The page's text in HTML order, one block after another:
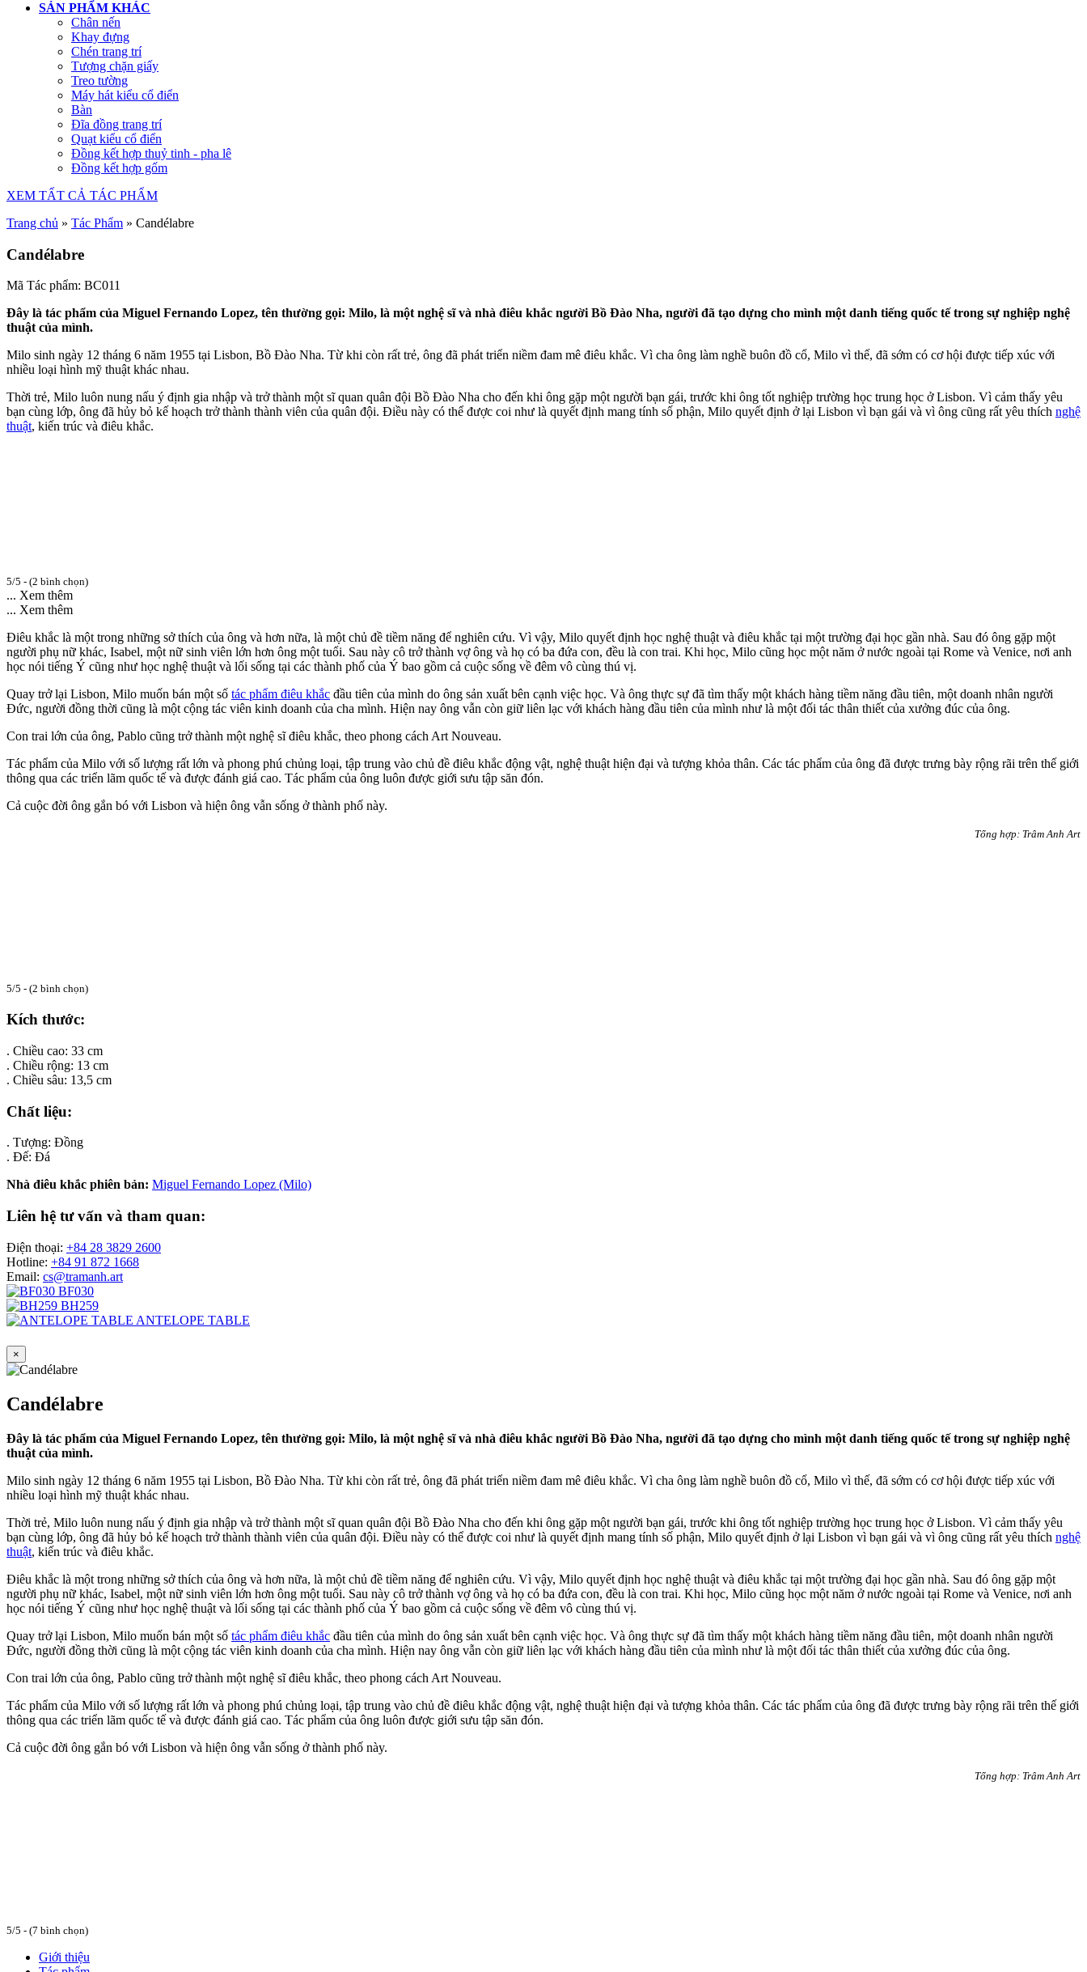
SẢN PHẨM KHÁC
Chân nến
Khay đựng
Chén trang trí
Tượng chặn giấy
Treo tường
Máy hát kiểu cổ điển
Bàn
Đĩa đồng trang trí
Quạt kiểu cổ điển
Đồng kết hợp thuỷ tinh - pha lê
Đồng kết hợp gốm
XEM TẤT CẢ TÁC PHẨM
Trang chủ » Tác Phẩm » Candélabre
Candélabre
Mã Tác phẩm: BC011
Đây là tác phẩm của Miguel Fernando Lopez, tên thường gọi: Milo, là một nghệ sĩ và nhà điêu khắc người Bồ Đào Nha, người đã tạo dựng cho mình một danh tiếng quốc tế trong sự nghiệp nghệ
thuật của mình.
Milo sinh ngày 12 tháng 6 năm 1955 tại Lisbon, Bồ Đào Nha. Từ khi còn rất trẻ, ông đã phát triển niềm đam mê điêu khắc. Vì cha ông làm nghề buôn đồ cổ, Milo vì thế, đã sớm có cơ hội được tiếp xúc với
nhiều loại hình mỹ thuật khác nhau.
Thời trẻ, Milo luôn nung nấu ý định gia nhập và trở thành một sĩ quan quân đội Bồ Đào Nha cho đến khi ông gặp một người bạn gái, trước khi ông tốt nghiệp trường học trung học ở Lisbon. Vì cảm thấy yêu
bạn cùng lớp, ông đã hủy bỏ kế hoạch trở thành thành viên của quân đội. Điều này có thể được coi như là quyết định mang tính số phận, Milo quyết định ở lại Lisbon vì bạn gái và vì ông cũng rất yêu thích nghệ
thuật, kiến ​​trúc và điêu khắc.
5/5 - (2 bình chọn)
... Xem thêm
... Xem thêm
Điêu khắc là một trong những sở thích của ông và hơn nữa, là một chủ đề tiềm năng để nghiên cứu. Vì vậy, Milo quyết định học nghệ thuật và điêu khắc tại một trường đại học gần nhà. Sau đó ông gặp một
người phụ nữ khác, Isabel, một nữ sinh viên lớn hơn ông một tuổi. Sau này cô trở thành vợ ông và họ có ba đứa con, đều là con trai. Khi học, Milo cũng học một năm ở nước ngoài tại Rome và Venice, nơi anh
học nói tiếng Ý cũng như học nghệ thuật và lối sống tại các thành phố của Ý bao gồm cả cuộc sống về đêm vô cùng thú vị.
Quay trở lại Lisbon, Milo muốn bán một số tác phẩm điêu khắc đầu tiên của mình do ông sản xuất bên cạnh việc học. Và ông thực sự đã tìm thấy một khách hàng tiềm năng đầu tiên, một doanh nhân người
Đức, người đồng thời cũng là một cộng tác viên kinh doanh của cha mình. Hiện nay ông vẫn còn giữ liên lạc với khách hàng đầu tiên của mình như là một đối tác thân thiết của xưởng đúc của ông.
Con trai lớn của ông, Pablo cũng trở thành một nghệ sĩ điêu khắc, theo phong cách Art Nouveau.
Tác phẩm của Milo với số lượng rất lớn và phong phú chủng loại, tập trung vào chủ đề điêu khắc động vật, nghệ thuật hiện đại và tượng khỏa thân. Các tác phẩm của ông đã được trưng bày rộng rãi trên thế giới
thông qua các triển lãm quốc tế và được đánh giá cao. Tác phẩm của ông luôn được giới sưu tập săn đón.
Cả cuộc đời ông gắn bó với Lisbon và hiện ông vẫn sống ở thành phố này.
Tổng hợp: Trâm Anh Art
5/5 - (2 bình chọn)
Kích thước:
. Chiều cao: 33 cm
. Chiều rộng: 13 cm
. Chiều sâu: 13,5 cm
Chất liệu:
. Tượng: Đồng
. Đế: Đá
Nhà điêu khắc phiên bản: Miguel Fernando Lopez (Milo)
Liên hệ tư vấn và tham quan:
Điện thoại: +84 28 3829 2600
Hotline: +84 91 872 1668
Email: cs@tramanh.art
BF030
BH259
ANTELOPE TABLE
×
Candélabre
Đây là tác phẩm của Miguel Fernando Lopez, tên thường gọi: Milo, là một nghệ sĩ và nhà điêu khắc người Bồ Đào Nha, người đã tạo dựng cho mình một danh tiếng quốc tế trong sự nghiệp nghệ
thuật của mình.
Milo sinh ngày 12 tháng 6 năm 1955 tại Lisbon, Bồ Đào Nha. Từ khi còn rất trẻ, ông đã phát triển niềm đam mê điêu khắc. Vì cha ông làm nghề buôn đồ cổ, Milo vì thế, đã sớm có cơ hội được tiếp xúc với
nhiều loại hình mỹ thuật khác nhau.
Thời trẻ, Milo luôn nung nấu ý định gia nhập và trở thành một sĩ quan quân đội Bồ Đào Nha cho đến khi ông gặp một người bạn gái, trước khi ông tốt nghiệp trường học trung học ở Lisbon. Vì cảm thấy yêu
bạn cùng lớp, ông đã hủy bỏ kế hoạch trở thành thành viên của quân đội. Điều này có thể được coi như là quyết định mang tính số phận, Milo quyết định ở lại Lisbon vì bạn gái và vì ông cũng rất yêu thích nghệ
thuật, kiến ​​trúc và điêu khắc.
Điêu khắc là một trong những sở thích của ông và hơn nữa, là một chủ đề tiềm năng để nghiên cứu. Vì vậy, Milo quyết định học nghệ thuật và điêu khắc tại một trường đại học gần nhà. Sau đó ông gặp một
người phụ nữ khác, Isabel, một nữ sinh viên lớn hơn ông một tuổi. Sau này cô trở thành vợ ông và họ có ba đứa con, đều là con trai. Khi học, Milo cũng học một năm ở nước ngoài tại Rome và Venice, nơi anh
học nói tiếng Ý cũng như học nghệ thuật và lối sống tại các thành phố của Ý bao gồm cả cuộc sống về đêm vô cùng thú vị.
Quay trở lại Lisbon, Milo muốn bán một số tác phẩm điêu khắc đầu tiên của mình do ông sản xuất bên cạnh việc học. Và ông thực sự đã tìm thấy một khách hàng tiềm năng đầu tiên, một doanh nhân người
Đức, người đồng thời cũng là một cộng tác viên kinh doanh của cha mình. Hiện nay ông vẫn còn giữ liên lạc với khách hàng đầu tiên của mình như là một đối tác thân thiết của xưởng đúc của ông.
Con trai lớn của ông, Pablo cũng trở thành một nghệ sĩ điêu khắc, theo phong cách Art Nouveau.
Tác phẩm của Milo với số lượng rất lớn và phong phú chủng loại, tập trung vào chủ đề điêu khắc động vật, nghệ thuật hiện đại và tượng khỏa thân. Các tác phẩm của ông đã được trưng bày rộng rãi trên thế giới
thông qua các triển lãm quốc tế và được đánh giá cao. Tác phẩm của ông luôn được giới sưu tập săn đón.
Cả cuộc đời ông gắn bó với Lisbon và hiện ông vẫn sống ở thành phố này.
Tổng hợp: Trâm Anh Art
5/5 - (7 bình chọn)
Giới thiệu